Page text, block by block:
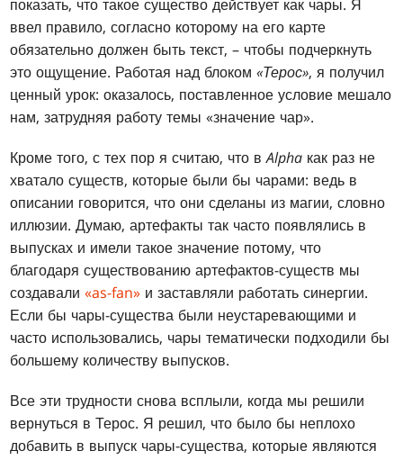
показать, что такое существо действует как чары. Я
ввел правило, согласно которому на его карте
обязательно должен быть текст, – чтобы подчеркнуть
это ощущение. Работая над блоком«Терос», я получил
ценный урок: оказалось, поставленное условие мешало
нам, затрудняя работу темы «значение чар».
Кроме того, с тех пор я считаю, что вAlpha как раз не
хватало существ, которые были бы чарами: ведь в
описании говорится, что они сделаны из магии, словно
иллюзии. Думаю, артефакты так часто появлялись в
выпусках и имели такое значение потому, что
благодаря существованию артефактов-существ мы
создавали«as-fan» и заставляли работать синергии.
Если бы чары-существа были неустаревающими и
часто использовались, чары тематически подходили бы
большему количеству выпусков.
Все эти трудности снова всплыли, когда мы решили
вернуться в Терос. Я решил, что было бы неплохо
добавить в выпуск чары-существа, которые являются